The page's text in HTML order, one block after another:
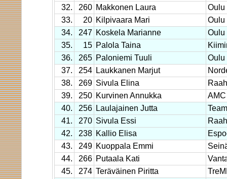
32.
260 Makkonen Laura
Oulu
33.
20 Kilpivaara Mari
Oulu
34.
247 Koskela Marianne
Oulu
35.
15 Palola Taina
36.
265 Paloniemi Tuuli
Oulu
37.
254 Laukkanen Marjut
38.
269 Sivula Elina
39.
250 Kurvinen Annukka
40.
256 Laulajainen Jutta
41.
270 Sivula Essi
42.
238 Kallio Elisa
43.
249 Kuoppala Emmi
44.
266 Putaala Kati
45.
274 Teräväinen Piritta